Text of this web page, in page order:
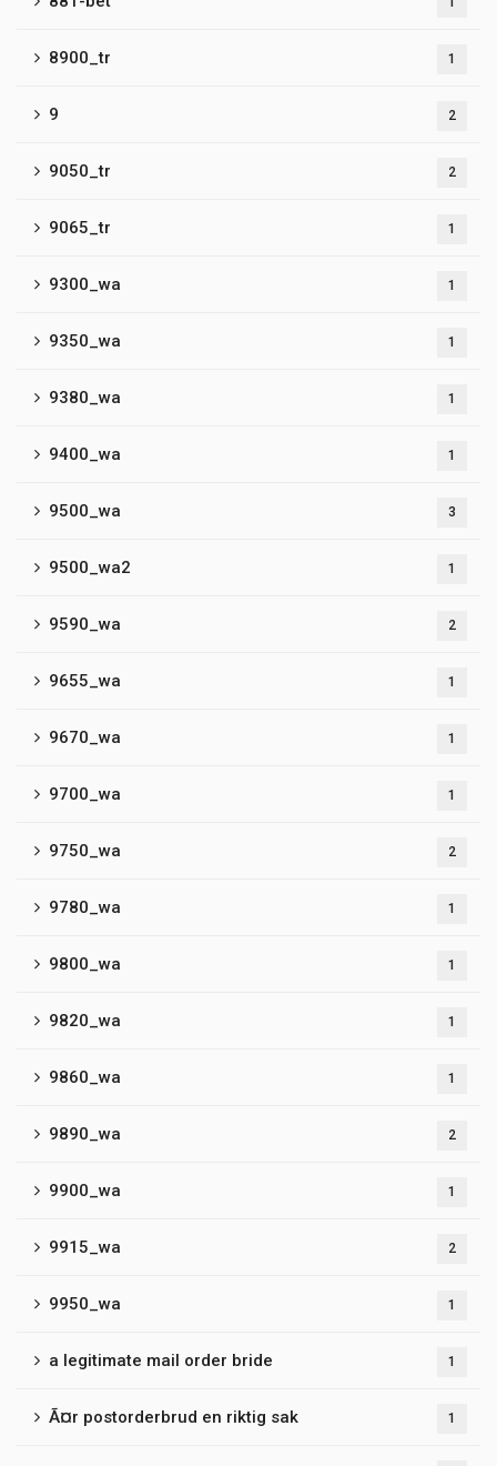
8900_tr 1
9 2
9050_tr 2
9065_tr 1
9300_wa 1
9350_wa 1
9380_wa 1
9400_wa 1
9500_wa 3
9500_wa2 1
9590_wa 2
9655_wa 1
9670_wa 1
9700_wa 1
9750_wa 2
9780_wa 1
9800_wa 1
9820_wa 1
9860_wa 1
9890_wa 2
9900_wa 1
9915_wa 2
9950_wa 1
a legitimate mail order bride 1
Ã¤r postorderbrud en riktig sak 1